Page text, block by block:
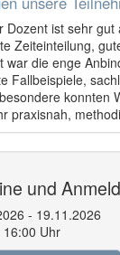
Dozent ist sehr
Zeiteinteilung,
war die enge
Fallbeispiele,
konnten
praxisnah,
und
- 19.11.2026
Uhr